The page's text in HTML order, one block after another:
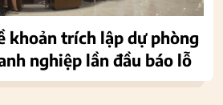
khoản trích lập dự phòng
nghiệp lần đầu báo lỗ